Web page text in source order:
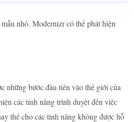
nhỏ. Modernizr có thể phát hiện
những bước đầu tiên vào thế giới của
các tính năng trình duyệt đến việc
thế cho các tính năng không được hỗ